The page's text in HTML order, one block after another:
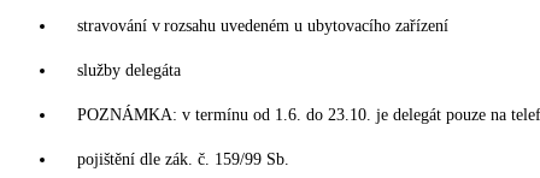
stravování v rozsahu uvedeném u ubytovacího zařízení
služby delegáta
POZNÁMKA: v termínu od 1.6. do 23.10. je delegát pouze na
pojištění dle zák. č. 159/99 Sb.